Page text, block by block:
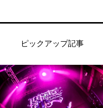
ピックアップ記事